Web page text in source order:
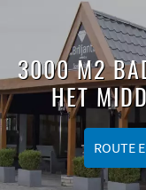
3000 M2
HET
ROUTE